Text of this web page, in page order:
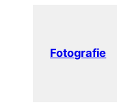
Fotografie